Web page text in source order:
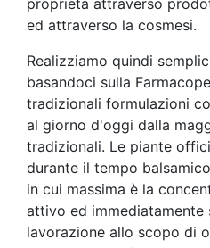
proprietà attraverso
ed attraverso la cosmesi.
Realizziamo quindi
basandoci sulla
tradizionali formulazioni
al giorno d'oggi dalla
tradizionali. Le piante
durante il tempo
in cui massima è la
attivo ed
lavorazione allo scopo di